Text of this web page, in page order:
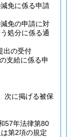
免に係る申請
免の申請に対
処分に係る通
出の受付
支給に係る申
次に掲げる被保
57年法律第80
第2項の規定